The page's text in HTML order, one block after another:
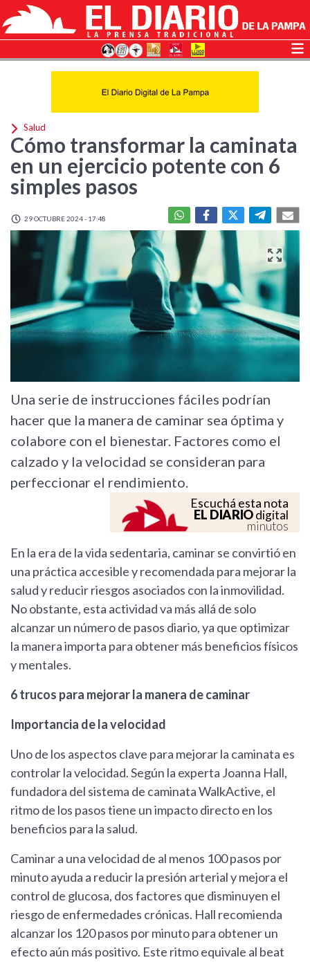
Salud
Cómo transformar la caminata
en un ejercicio potente con 6
simples pasos
29 OCTUBRE 2024 - 17:48
Una serie de instrucciones fáciles podrían
hacer que la manera de caminar sea óptima y
colabore con el bienestar. Factores como el
calzado y la velocidad se consideran para
perfeccionar el rendimiento.
Escuchá esta nota
EL DIARIOdigital
minutos
En la era de la vida sedentaria, caminar se convirtió en
una práctica accesible y recomendada para mejorar la
salud y reducir riesgos asociados con la inmovilidad.
No obstante, esta actividad va más allá de solo
alcanzar un número de pasos diario, ya que optimizar
la manera importa para obtener más beneficios físicos
y mentales.
6 trucos para mejorar la manera de caminar
Importancia de la velocidad
Uno de los aspectos clave para mejorar la caminata es
controlar la velocidad. Según la experta Joanna Hall,
fundadora del sistema de caminata WalkActive, el
ritmo de los pasos tiene un impacto directo en los
beneficios para la salud.
Caminar a una velocidad de al menos 100 pasos por
minuto ayuda a reducir la presión arterial y mejora el
control de glucosa, dos factores que disminuyen el
riesgo de enfermedades crónicas. Hall recomienda
alcanzar los 120 pasos por minuto para obtener un
efecto aún más positivo. Este ritmo equivale al beat